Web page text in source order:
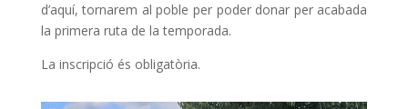
d’aquí, tornarem al poble per poder donar per acabada
la primera ruta de la temporada.
La inscripció és obligatòria.